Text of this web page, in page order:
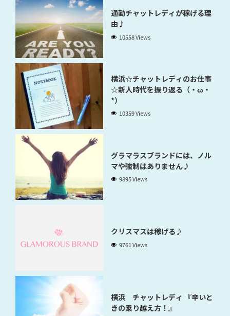
通勤チャットレディが稼げる理
由♪
10558 Views
横浜☆チャットレディのお仕事
☆新人時代を振り返る（・ω・
*）
10359 Views
グラマラスブランドには、ノル
マや強制はありません♪
9895 Views
クリスマスは稼げる♪
9761 Views
横浜 チャットレディ 『辛いと
きの乗り越え方！』